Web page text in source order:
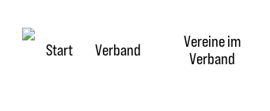
Start Verband
Vereine im
Verband